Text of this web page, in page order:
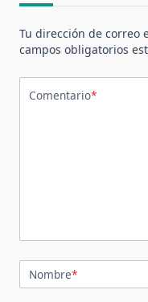
Tu dirección de correo
campos obligatorios
Comentario*
Nombre*